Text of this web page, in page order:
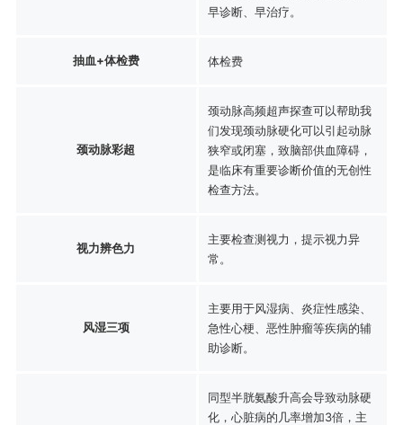
早诊断、早治疗。
抽血+体检费 体检费
颈动脉彩超
颈动脉高频超声探查可以帮助我
们发现颈动脉硬化可以引起动脉
狭窄或闭塞，致脑部供血障碍，
是临床有重要诊断价值的无创性
检查方法。
视力辨色力
主要检查测视力，提示视力异
常。
风湿三项
主要用于风湿病、炎症性感染、
急性心梗、恶性肿瘤等疾病的辅
助诊断。
同型半胱氨酸升高会导致动脉硬
化，心脏病的几率增加3倍，主